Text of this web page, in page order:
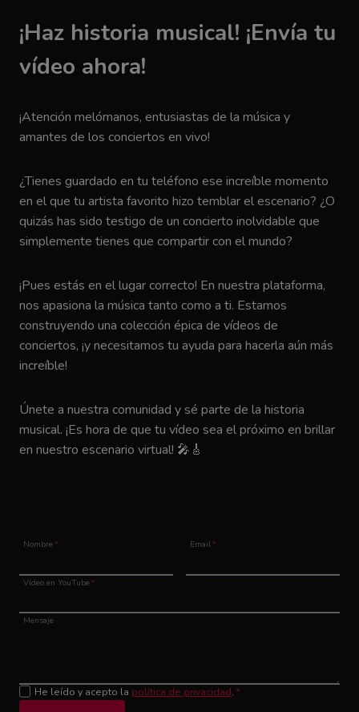
¡Haz historia musical! ¡Envía tu
vídeo ahora!
¡Atención melómanos, entusiastas de la música y
amantes de los conciertos en vivo!
¿Tienes guardado en tu teléfono ese increíble momento
en el que tu artista favorito hizo temblar el escenario? ¿O
quizás has sido testigo de un concierto inolvidable que
simplemente tienes que compartir con el mundo?
¡Pues estás en el lugar correcto! En nuestra plataforma,
nos apasiona la música tanto como a ti. Estamos
construyendo una colección épica de vídeos de
conciertos, ¡y necesitamos tu ayuda para hacerla aún más
increíble!
Únete a nuestra comunidad y sé parte de la historia
musical. ¡Es hora de que tu vídeo sea el próximo en brillar
en nuestro escenario virtual! 🎤🎸
Nombre* Email*
Vídeo en YouTube*
Mensaje
He leído y acepto la política de privacidad. *